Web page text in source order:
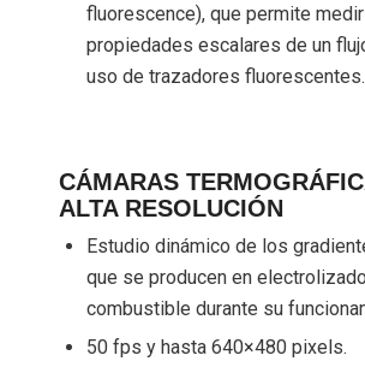
fluorescence), que permite
propiedades escalares de un
uso de trazadores fluorescentes.
CÁMARAS
ALTA RESOLUCIÓN
Estudio dinámico de los
que se producen en
combustible durante su
50 fps y hasta 640×480 pixels.